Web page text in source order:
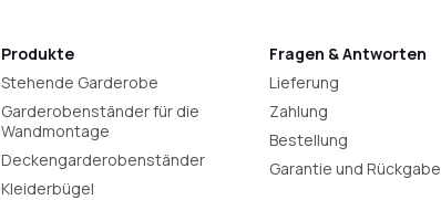
Produkte
Stehende Garderobe
Garderobenständer für die
Wandmontage
Deckengarderobenständer
Kleiderbügel
Fragen & Antworten
Lieferung
Zahlung
Bestellung
Garantie und Rückgabe